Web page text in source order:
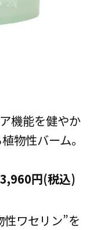
機能を健やか
物性バーム。
円(税込)
ワセリン”を